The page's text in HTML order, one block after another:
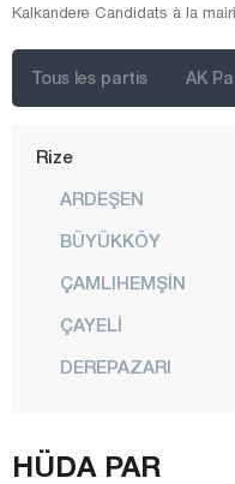
Kalkandere Candidats à la
Tous les partis AK
Niğde
Osmaniye
Rize
ARDEŞEN
BÜYÜKKÖY
ÇAMLIHEMŞİN
ÇAYELİ
DEREPAZARI
HÜDA PAR